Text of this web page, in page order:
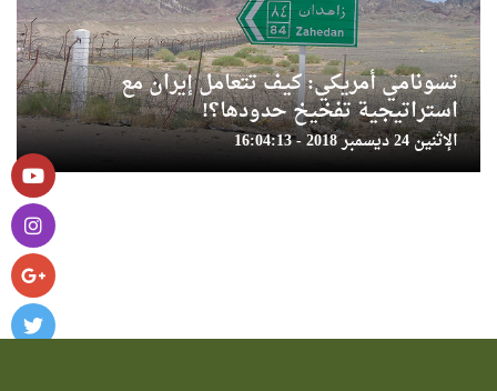
تسونامي أمريكي: كيف تتعامل إيران مع
استراتيجية تفخيخ حدودها؟!
الإثنين 24 ديسمبر 2018 - 16:04:13